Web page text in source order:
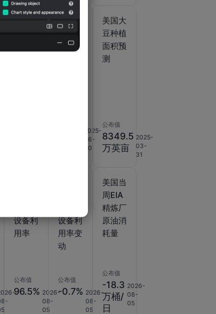
豆出口
美国大
豆种植
面积
2025-
06-
30
美国大
豆种植
面积预
测
公布值
8349.5
万英亩
2025-
03-
31
设备利
用率
公布值
96.5% 2026-
08-
05
设备利
用率变
动
公布值
-0.7% 2026-
08-
05
美国当
周EIA
精炼厂
原油消
耗量
公布值
-18.3
万桶/
日
2026-
08-
05